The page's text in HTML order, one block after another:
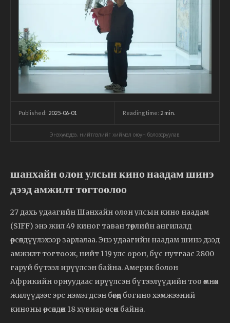
Published: 2025-06-01 Reading time: 2 min.
Энэхүү мэдээ, нийтлэлийг хиймэл оюун боловсруулав.
шанхайн олон улсын кино наадам шинэ
дээд амжилт тогтоолоо
27 дахь удаагийн Шанхайн олон улсын кино наадам
(SIFF) энэ жил 49 киног таван төрлийн ангилалд
өрсөлдүүлэхээр зарлалаа. Энэ удаагийн наадам шинэ дээд
амжилт тогтоож, нийт 119 улс орон, бүс нутгаас 2800
гаруй бүтээл ирүүлсэн байна. Америк болон
Африкийн орнуудаас ирүүлсэн бүтээлүүдийн тоо өмнөх
жилүүдээс эрс нэмэгдсэн бөгөөд богино хэмжээний
киноны өрсөлдөөн 18 хувиар өссөн байна.